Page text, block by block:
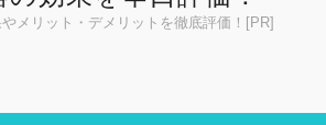
メリット・デメリットを徹底評価！[PR]